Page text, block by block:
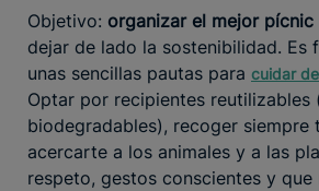
Objetivo: organizar el mejor pícnic
dejar de lado la sostenibilidad. Es
unas sencillas pautas para cuidar
Optar por recipientes reutilizables
biodegradables), recoger siempre
acercarte a los animales y a las
respeto, gestos conscientes y que